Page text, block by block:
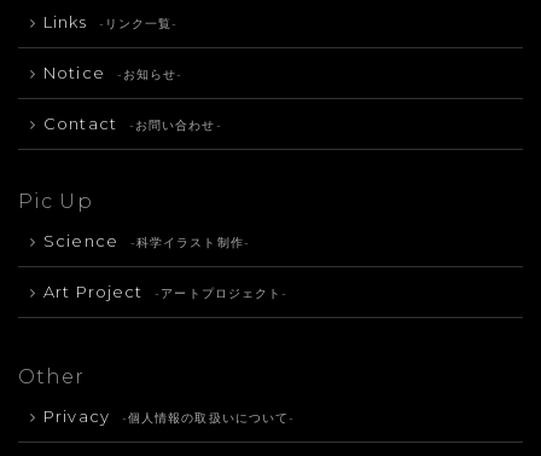
Links -リンク一覧-
Notice -お知らせ-
Contact -お問い合わせ-
Pic Up
Science -科学イラスト制作-
Art Project -アートプロジェクト-
Other
Privacy -個人情報の取扱いについて-